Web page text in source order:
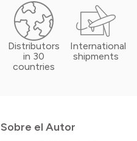
Distributors
in 30
countries
International
shipments
Sobre el Autor